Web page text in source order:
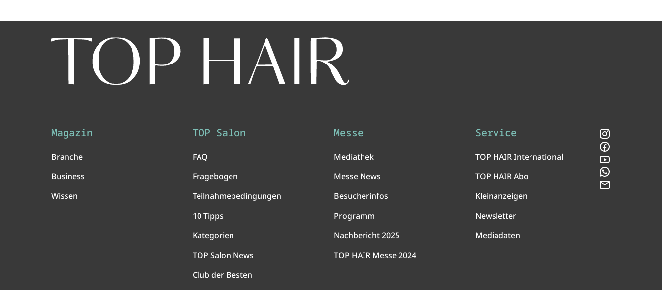
Magazin
Branche
Business
Wissen
TOP Salon
FAQ
Fragebogen
Teilnahmebedingungen
10 Tipps
Kategorien
TOP Salon News
Club der Besten
Messe
Mediathek
Messe News
Besucherinfos
Programm
Nachbericht 2025
TOP HAIR Messe 2024
Service
TOP HAIR International
TOP HAIR Abo
Kleinanzeigen
Newsletter
Mediadaten